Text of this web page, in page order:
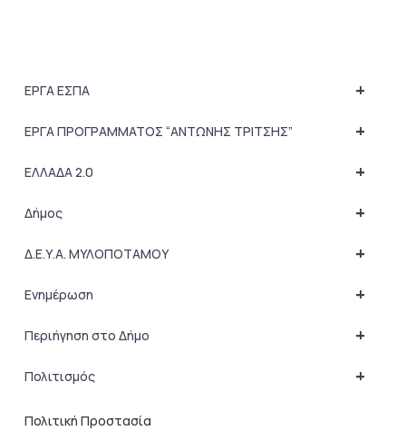
+
ΕΡΓΑ ΕΣΠΑ
+
ΕΡΓΑ ΠΡΟΓΡΑΜΜΑΤΟΣ “ΑΝΤΩΝΗΣ ΤΡΙΤΣΗΣ”
+
ΕΛΛΑΔΑ 2.0
+
Δήμος
+
Δ.Ε.Υ.Α. ΜΥΛΟΠΟΤΑΜΟΥ
+
Ενημέρωση
+
Περιήγηση στο Δήμο
+
Πολιτισμός
Πολιτική Προστασία